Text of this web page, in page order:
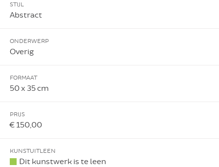
STIJL
Abstract
ONDERWERP
Overig
FORMAAT
50 x 35 cm
PRIJS
€ 150,00
KUNSTUITLEEN
Dit kunstwerk is te leen